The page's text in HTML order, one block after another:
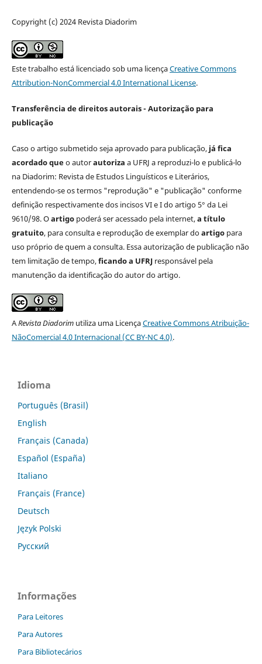
Copyright (c) 2024 Revista Diadorim
Este trabalho está licenciado sob uma licençaCreative Commons
Attribution-NonCommercial 4.0 International License.
Transferência de direitos autorais - Autorização para
publicação
Caso o artigo submetido seja aprovado para publicação, já fica
acordado queo autorautoriza a UFRJ a reproduzi-lo e publicá-lo
na Diadorim: Revista de Estudos Linguísticos e Literários,
entendendo-se os termos "reprodução" e "publicação" conforme
definição respectivamente dos incisos VI e I do artigo 5° da Lei
9610/98. Oartigopoderá ser acessado pela internet,a título
gratuito, para consulta e reprodução de exemplar doartigopara
uso próprio de quem a consulta. Essa autorização de publicação não
tem limitação de tempo,ficando a UFRJresponsável pela
manutenção da identificação do autor do artigo.
ARevista Diadorimutiliza uma LicençaCreative Commons Atribuição-
NãoComercial 4.0 Internacional (CC BY-NC 4.0).
Idioma
Português (Brasil)
English
Français (Canada)
Español (España)
Italiano
Français (France)
Deutsch
Język Polski
Русский
Informações
Para Leitores
Para Autores
Para Bibliotecários